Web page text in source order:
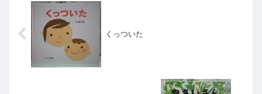
くっついた